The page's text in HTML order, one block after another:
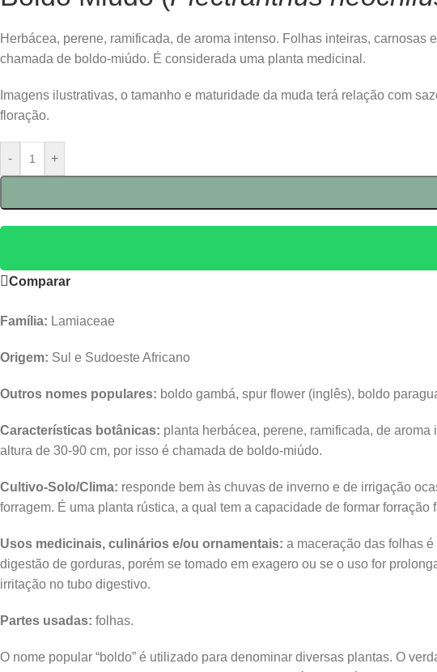
Herbácea, perene, ramificada, de aroma intenso. Folhas inteiras,
chamada de boldo-miúdo. É considerada uma planta medicinal.
Imagens ilustrativas, o tamanho e maturidade da muda terá relação com
floração.
- +
Comparar
Família: Lamiaceae
Origem: Sul e Sudoeste Africano
Outros nomes populares: boldo gambá, spur flower (inglês), boldo
Características botânicas: planta herbácea, perene, ramificada, de
altura de 30-90 cm, por isso é chamada de boldo-miúdo.
Cultivo-Solo/Clima: responde bem às chuvas de inverno e de irrigação
forragem. É uma planta rústica, a qual tem a capacidade de formar
Usos medicinais, culinários e/ou ornamentais: a maceração das folhas
digestão de gorduras, porém se tomado em exagero ou se o uso for
irritação no tubo digestivo.
Partes usadas: folhas.
O nome popular “boldo” é utilizado para denominar diversas plantas. O